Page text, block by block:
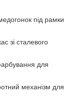
під рамки
зі сталевого
для
механізм для